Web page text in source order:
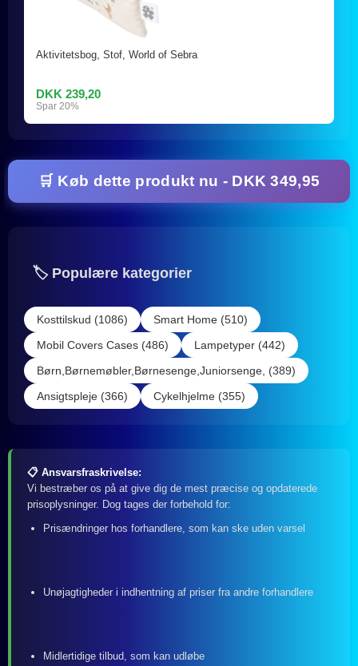
Aktivitetsbog, Stof, World of Sebra
DKK 239,20
Spar 20%
🛒 Køb dette produkt nu - DKK 349,95
🏷️ Populære kategorier
Kosttilskud (1086)
Smart Home (510)
Mobil Covers Cases (486)
Lampetyper (442)
Børn,Børnemøbler,Børnesenge,Juniorsenge, (389)
Ansigtspleje (366)
Cykelhjelme (355)
📋 Ansvarsfraskrivelse:
Vi bestræber os på at give dig de mest præcise og opdaterede
prisoplysninger. Dog tages der forbehold for:
Prisændringer hos forhandlere, som kan ske uden varsel
Unøjagtigheder i indhentning af priser fra andre forhandlere
Midlertidige tilbud, som kan udløbe